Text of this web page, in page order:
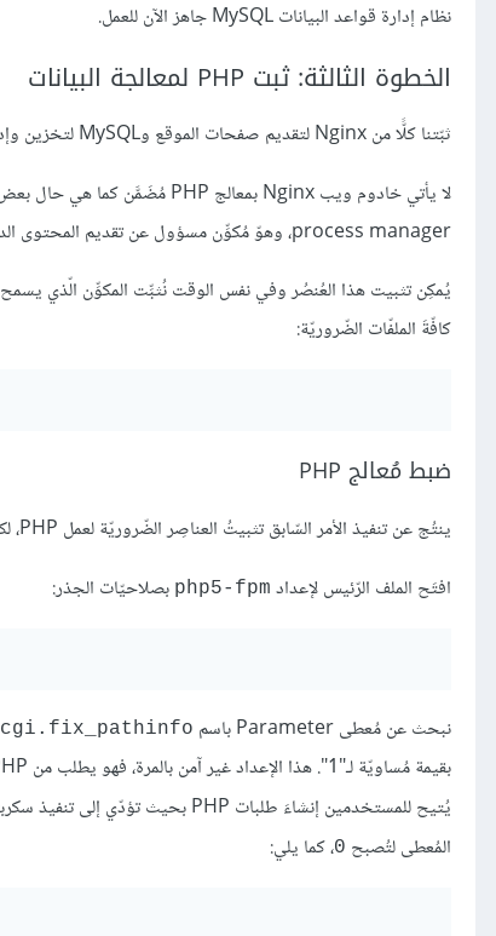
نظام إدارة قواعد البيانات MySQL جاهز الآن للعمل.
الخطوة الثالثة: ثبت PHP لمعالجة البيانات
ثبّتنا كلًّا من Nginx لتقديم صفحات الموقع وMySQL لتخزين وإدارة البيانات؛ بقيَ ربطُ الاثنيْن من أجل توليد محتوى ديناميكي. يُؤدّي PHP هذه الوظيفة.
لا يأتي خادوم ويب Nginx بمعالج PHP مُضَمَّن كما هي حال بعض خواديم الويب الأخرى، لذا سنحتاج إلى تثبيت
process manager، وهوّ مُكوِّن مسؤول عن تقديم المحتوى الديناميكي في PHP)، ثمّ نطلُب من Nginx تمريرَ طلبات PHP إلى هذا البرنامج لمُعالجتها.
كافّةَ الملفّات الضّروريّة:
ضبط مُعالج PHP
ينتُج عن تنفيذ الأمر السّابق تثبيتُ العناصِر الضّروريّة لعمل PHP، لكن يتوجّب ضبطُ بعض الإعدادات من أجل أمان أكثر.
افتَح الملف الرّئيس لإعداد php5-fpm بصلاحيّات الجذر:
نبحث عن مُعطى Parameter باسم cgi.fix_pathinfo
يُتيح للمستخدمين إنشاءَ طلبات PHP بحيث تؤدّي إلى تنفيذ سكربتات لا يجوز السّماح لهم بتنفيذها. نُغيّر الإعداد عن طريق حذف علامة التّعليق ("
المُعطى لتُصبح 0، كما يلي: